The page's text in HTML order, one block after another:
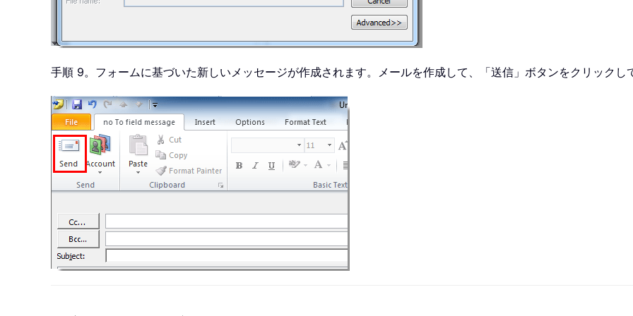
手順 9。フォームに基づいた新しいメッセージが作成されます。メールを作成して、「送信」ボタンをクリックし